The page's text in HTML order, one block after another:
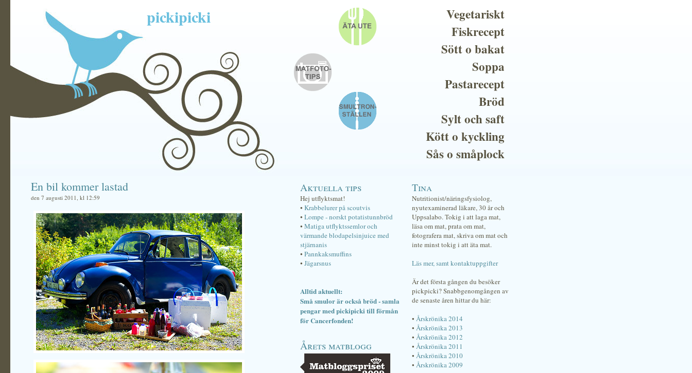
pickipicki
Vegetariskt
Fiskrecept
Sött o bakat
Soppa
Pastarecept
Bröd
Sylt och saft
Kött o kyckling
Sås o småplock
En bil kommer lastad
den 7 augusti 2011, kl 12:59
Aktuella tips
Hej utflyktsmat!
• Krabbelurer på scoutvis
• Lompe - norskt potatistunnbröd
• Matiga utflyktssemlor och
värmande blodapelsinjuice med
stjärnanis
• Pannkaksmuffins
• Jägarsnus
Alltid aktuellt:
Små smulor är också bröd - samla
pengar med pickipicki till förmån
för Cancerfonden!
Årets matblogg
Tina
Nutritionist/näringsfysiolog,
nyutexaminerad läkare, 30 år och
Uppsalabo. Tokig i att laga mat,
läsa om mat, prata om mat,
fotografera mat, skriva om mat och
inte minst tokig i att äta mat.
Läs mer, samt kontaktuppgifter
Är det första gången du besöker
pickpicki? Snabbgenomgången av
de senaste åren hittar du här:
• Årskrönika 2014
• Årskrönika 2013
• Årskrönika 2012
• Årskrönika 2011
• Årskrönika 2010
• Årskrönika 2009